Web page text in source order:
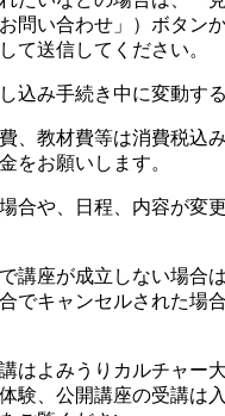
お問い合わせ」）ボタン
て送信してください。
込み手続き中に変動す
、教材費等は消費税込
をお願いします。
合や、日程、内容が変
講座が成立しない場合
でキャンセルされた場
はよみうりカルチャー
験、公開講座の受講は